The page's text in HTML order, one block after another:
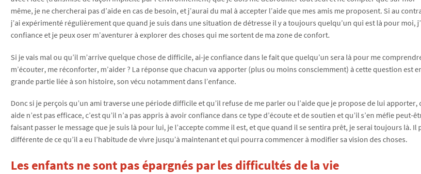
même, je ne chercherai pas d’aide en cas de besoin, et j’aurai du mal à accepter l’aide que mes amis me proposent. Si au
j’ai expérimenté régulièrement que quand je suis dans une situation de détresse il y a toujours quelqu’un qui est là pour moi,
confiance et je peux oser m’aventurer à explorer des choses qui me sortent de ma zone de confort.
Si je vais mal ou qu’il m’arrive quelque chose de difficile, ai-je confiance dans le fait que quelqu’un sera là pour me
m’écouter, me réconforter, m’aider ? La réponse que chacun va apporter (plus ou moins consciemment) à cette question est
grande partie liée à son histoire, son vécu notamment dans l’enfance.
Donc si je perçois qu’un ami traverse une période difficile et qu’il refuse de me parler ou l’aide que je propose de lui apporter,
aide n’est pas efficace, c’est qu’il n’a pas appris à avoir confiance dans ce type d’écoute et de soutien et qu’il s’en méfie
faisant passer le message que je suis là pour lui, je l’accepte comme il est, et que quand il se sentira prêt, je serai toujours là.
différente de ce qu’il a eu l’habitude de vivre jusqu’à maintenant et qui pourra commencer à modifier sa vision des choses.
Les enfants ne sont pas épargnés par les difficultés de la vie